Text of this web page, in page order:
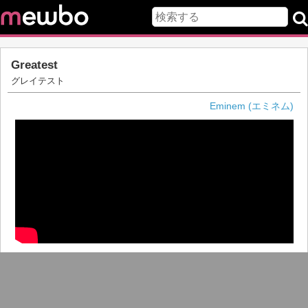
Greatest
グレイテスト
Eminem (エミネム)